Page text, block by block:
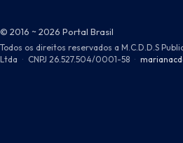
© 2016 ~ 2026 Portal Brasil
Todos os direitos reservados a M.C.D.D.S
Ltda · CNPJ 26.527.504/0001-58 ·